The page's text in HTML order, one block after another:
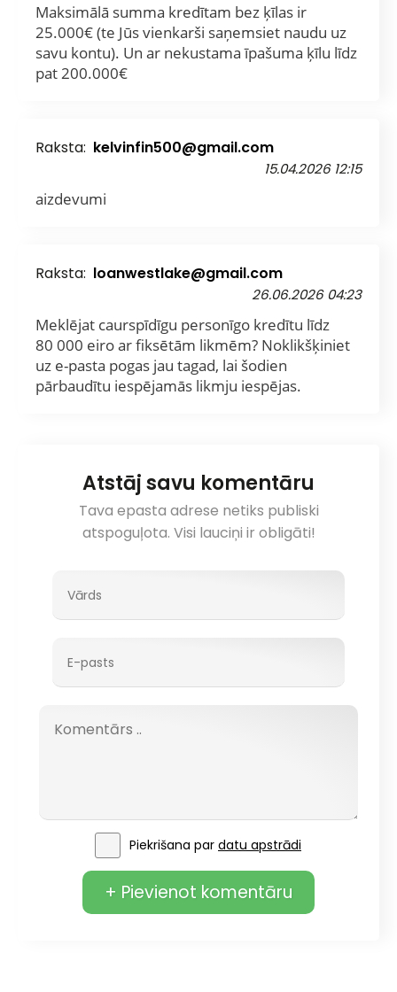
Maksimālā summa kredītam bez ķīlas ir
25.000€ (te Jūs vienkarši saņemsiet naudu uz
savu kontu). Un ar nekustama īpašuma ķīlu līdz
pat 200.000€
Raksta: kelvinfin500@gmail.com
15.04.2026 12:15
aizdevumi
Raksta: loanwestlake@gmail.com
26.06.2026 04:23
Meklējat caurspīdīgu personīgo kredītu līdz
80 000 eiro ar fiksētām likmēm? Noklikšķiniet
uz e-pasta pogas jau tagad, lai šodien
pārbaudītu iespējamās likmju iespējas.
Atstāj savu komentāru
Tava epasta adrese netiks publiski
atspoguļota. Visi lauciņi ir obligāti!
Piekrišana par datu apstrādi
+ Pievienot komentāru